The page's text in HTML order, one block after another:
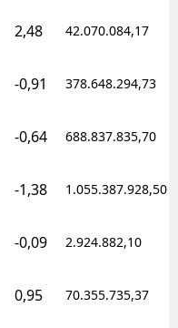
2,48 42.070.084,17
-0,91 378.648.294,73
-0,64 688.837.835,70
-1,38 1.055.387.928,50
-0,09 2.924.882,10
0,95 70.355.735,37